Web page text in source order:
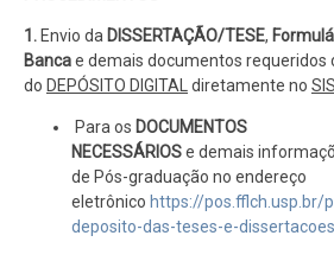
1. Envio da DISSERTAÇÃO/TESE,
Bancae demais documentos requeridos
do DEPÓSITO DIGITALdiretamente no
Para os DOCUMENTOS
NECESSÁRIOSe demais
de Pós-graduação no endereço
eletrônico https://pos.fflch.usp.br/
deposito-das-teses-e-